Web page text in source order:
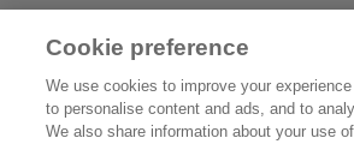
製品検索
Cookie preference
We use cookies to improve your
to personalise content and ads, and to
We also share information about your use